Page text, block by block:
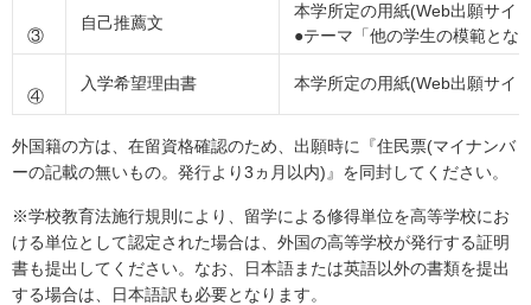
③
自己推薦文
本学所定の用紙(Web出願サイ
●テーマ「他の学生の模範とな
④
入学希望理由書 本学所定の用紙(Web出願サイ
外国籍の方は、在留資格確認のため、出願時に『住民票(マイナンバ
ーの記載の無いもの。発行より3ヵ月以内)』を同封してください。
※学校教育法施行規則により、留学による修得単位を高等学校にお
ける単位として認定された場合は、外国の高等学校が発行する証明
書も提出してください。なお、日本語または英語以外の書類を提出
する場合は、日本語訳も必要となります。